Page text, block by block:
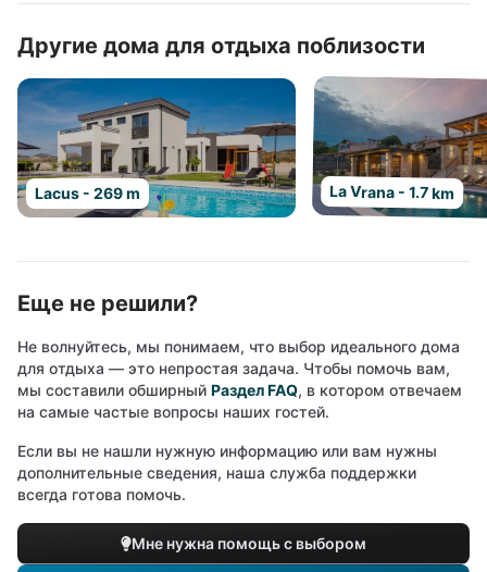
Другие дома для отдыха поблизости
Lacus - 269 m La Vrana - 1.7 km
Еще не решили?
Не волнуйтесь, мы понимаем, что выбор идеального дома
для отдыха — это непростая задача. Чтобы помочь вам,
мы составили обширный Раздел FAQ, в котором отвечаем
на самые частые вопросы наших гостей.
Если вы не нашли нужную информацию или вам нужны
дополнительные сведения, наша служба поддержки
всегда готова помочь.
Мне нужна помощь с выбором